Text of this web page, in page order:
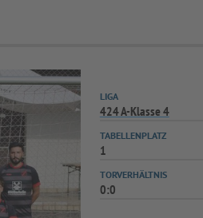
LIGA
424 A-Klasse 4
TABELLENPLATZ
1
TORVERHÄLTNIS
0:0